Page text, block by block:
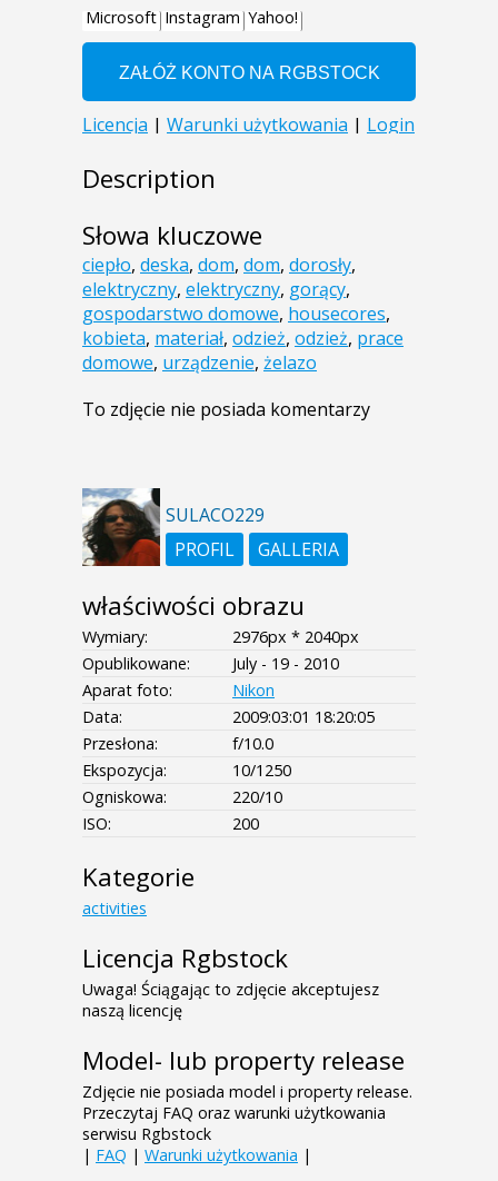
Description
Słowa kluczowe
ciepło, deska, dom, dom, dorosły,
elektryczny, elektryczny, gorący,
gospodarstwo domowe, housecores,
kobieta, materiał, odzież, odzież, prace
domowe, urządzenie, żelazo
To zdjęcie nie posiada komentarzy
SULACO229
PROFIL
GALLERIA
właściwości obrazu
Wymiary:
2976px * 2040px
Opublikowane:
July - 19 - 2010
Aparat foto:
Nikon
Data:
2009:03:01 18:20:05
Przesłona:
f/10.0
Ekspozycja:
10/1250
Ogniskowa:
220/10
ISO:
200
Kategorie
activities
Licencja Rgbstock
Uwaga! Ściągając to zdjęcie akceptujesz
naszą licencję
Model- lub property release
Zdjęcie nie posiada model i property release.
Przeczytaj FAQ oraz warunki użytkowania
serwisu Rgbstock
| FAQ | Warunki użytkowania |